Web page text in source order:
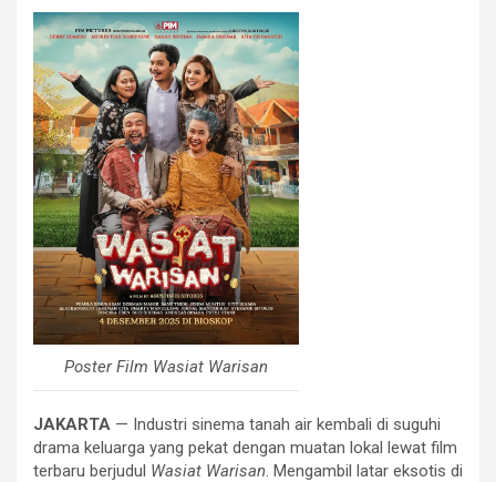
Poster Film Wasiat Warisan
JAKARTA — Industri sinema tanah air kembali di suguhi
drama keluarga yang pekat dengan muatan lokal lewat film
terbaru berjudul Wasiat Warisan. Mengambil latar eksotis di